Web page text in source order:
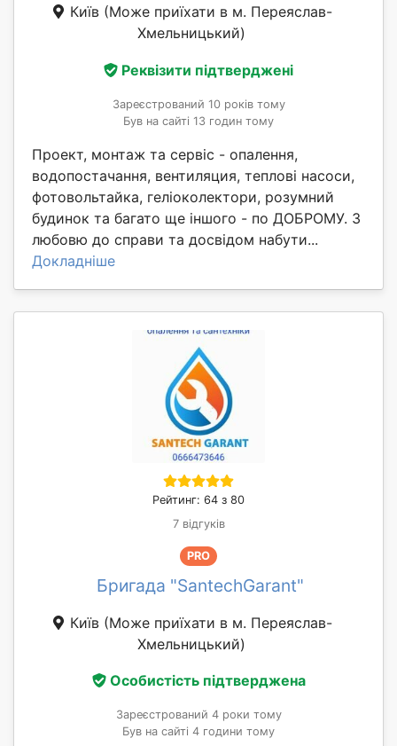
Київ (Може приїхати в м. Переяслав-
Хмельницький)
Реквізити підтверджені
Зареєстрований 10 років тому
Був на сайті 13 годин тому
Проект, монтаж та сервіс - опалення,
водопостачання, вентиляция, теплові насоси,
фотовольтайка, геліоколектори, розумний
будинок та багато ще іншого - по ДОБРОМУ. З
любовю до справи та досвідом набути...
Докладніше
Рейтинг: 64 з 80
7 відгуків
PRO
Бригада "SantechGarant"
Київ (Може приїхати в м. Переяслав-
Хмельницький)
Особистість підтверджена
Зареєстрований 4 роки тому
Був на сайті 4 години тому